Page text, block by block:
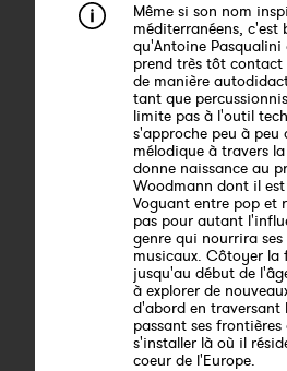
Même si son nom
méditerranéens, c'est
qu'Antoine
prend très tôt contact
de manière
tant que
limite pas à l'outil
s'approche peu à peu
mélodique à travers
donne naissance au
Woodmann dont il
Voguant entre pop et
pas pour autant
genre qui nourrira
musicaux. Côtoyer la
jusqu'au début de
à explorer de
d'abord en traversant
passant ses
s'installer là où il
coeur de l'Europe.